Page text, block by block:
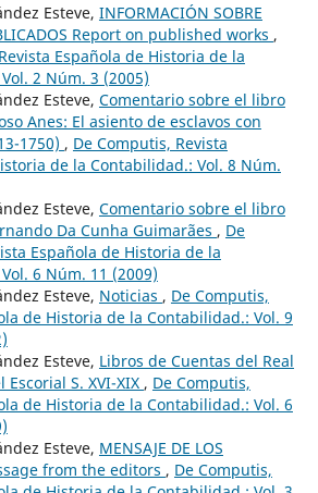
Esteve, INFORMACIÓN SOBRE
Report on published works ,
Española de Historia de la
2 Núm. 3 (2005)
Esteve, Comentario sobre el libro
Anes: El asiento de esclavos con
1750) , De Computis, Revista
de la Contabilidad.: Vol. 8 Núm.
Esteve, Comentario sobre el libro
Da Cunha Guimarães , De
Española de Historia de la
6 Núm. 11 (2009)
Esteve, Noticias , De Computis,
de Historia de la Contabilidad.: Vol. 9
Esteve, Libros de Cuentas del Real
S. XVI-XIX , De Computis,
de Historia de la Contabilidad.: Vol. 6
Esteve, MENSAJE DE LOS
from the editors , De Computis,